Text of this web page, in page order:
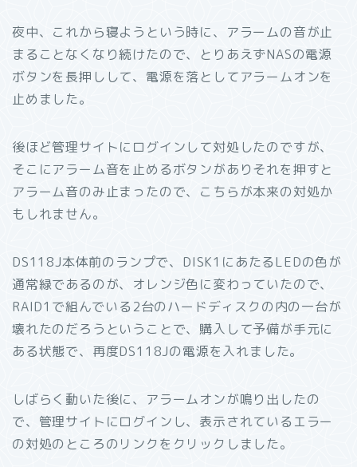
夜中、これから寝ようという時に、アラームの音が止
まることなくなり続けたので、とりあえずNASの電源
ボタンを長押しして、電源を落としてアラームオンを
止めました。
後ほど管理サイトにログインして対処したのですが、
そこにアラーム音を止めるボタンがありそれを押すと
アラーム音のみ止まったので、こちらが本来の対処か
もしれません。
DS118J本体前のランプで、DISK1にあたるLEDの色が
通常緑であるのが、オレンジ色に変わっていたので、
RAID1で組んでいる2台のハードディスクの内の一台が
壊れたのだろうということで、購入して予備が手元に
ある状態で、再度DS118Jの電源を入れました。
しばらく動いた後に、アラームオンが鳴り出したの
で、管理サイトにログインし、表示されているエラー
の対処のところのリンクをクリックしました。